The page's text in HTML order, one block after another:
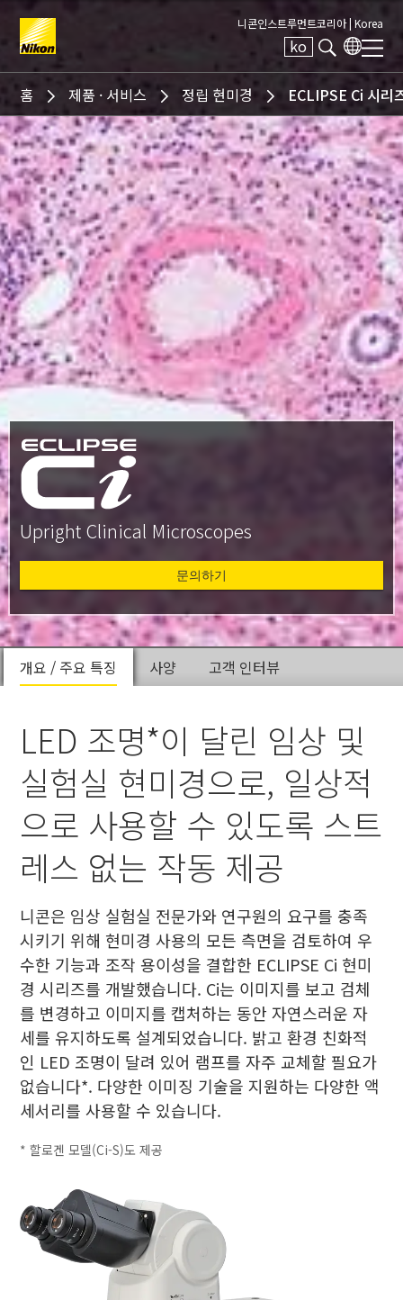
니콘인스트루먼트코리아 | Korea
ko
Search keyword(s)
홈 제품 · 서비스 정립 현미경 ECLIPSE Ci 시리
Upright Clinical Microscopes
문의하기
개요 / 주요 특징 사양 고객 인터뷰
LED 조명*이 달린 임상 및
실험실 현미경으로, 일상적
으로 사용할 수 있도록 스트
레스 없는 작동 제공
니콘은 임상 실험실 전문가와 연구원의 요구를 충족
시키기 위해 현미경 사용의 모든 측면을 검토하여 우
수한 기능과 조작 용이성을 결합한 ECLIPSE Ci 현미
경 시리즈를 개발했습니다. Ci는 이미지를 보고 검체
를 변경하고 이미지를 캡처하는 동안 자연스러운 자
세를 유지하도록 설계되었습니다. 밝고 환경 친화적
인 LED 조명이 달려 있어 램프를 자주 교체할 필요가
없습니다*. 다양한 이미징 기술을 지원하는 다양한 액
세서리를 사용할 수 있습니다.
* 할로겐 모델(Ci-S)도 제공